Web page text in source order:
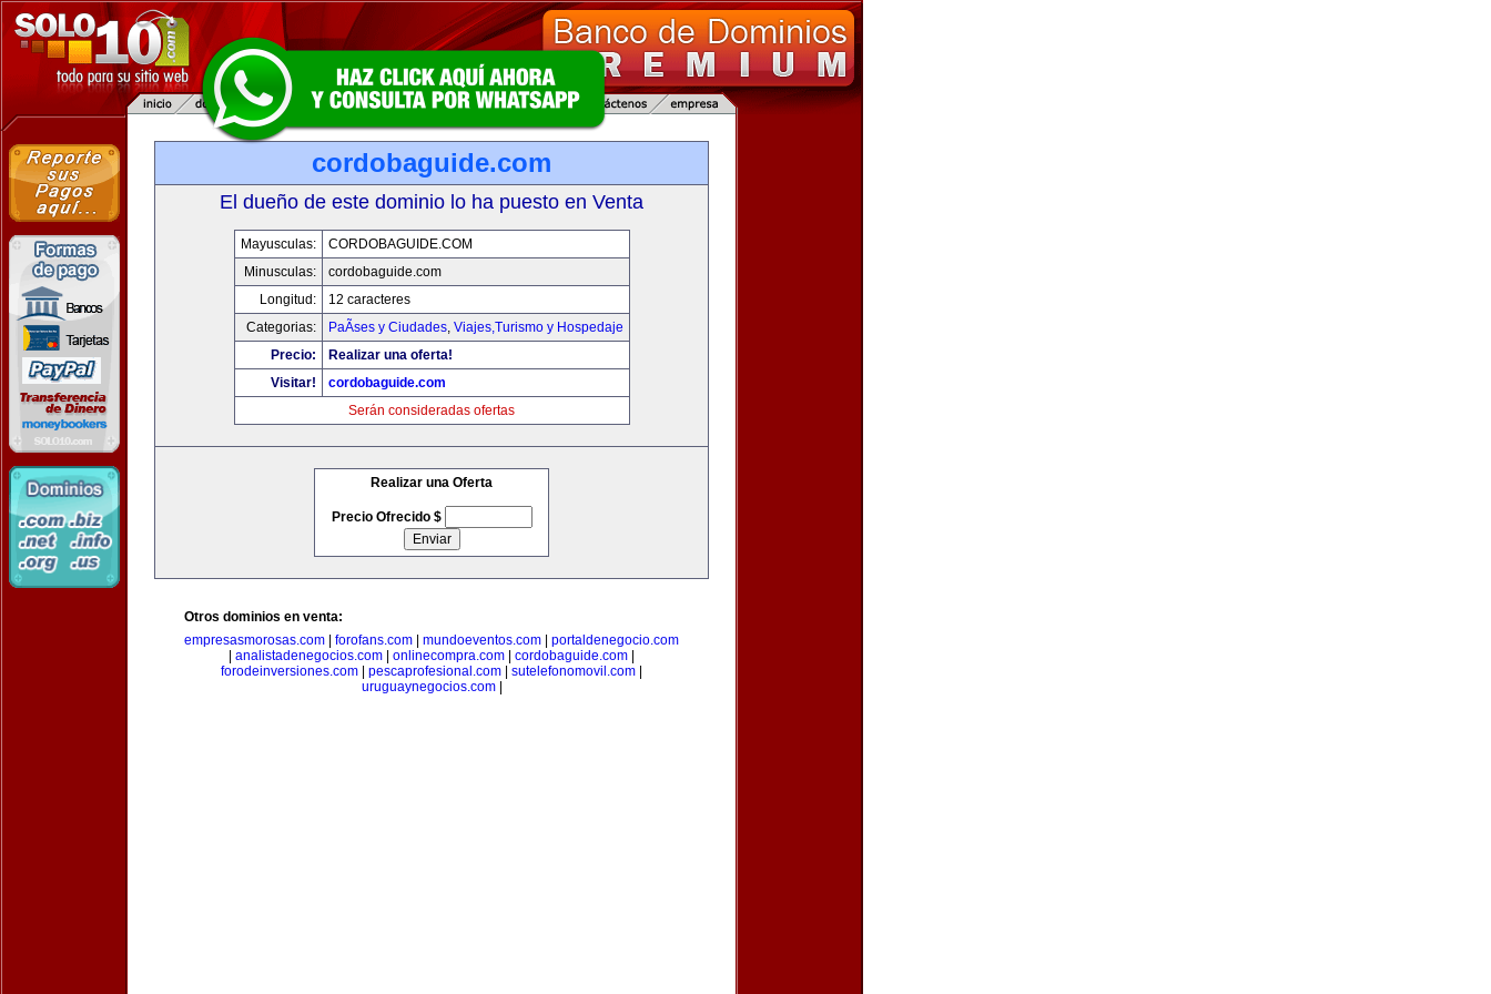
cordobaguide.com
El dueño de este dominio lo ha puesto en Venta
Mayusculas:
CORDOBAGUIDE.COM
Minusculas:
cordobaguide.com
Longitud:
12 caracteres
Categorias:
PaÃ­ses y Ciudades, Viajes,Turismo y Hospedaje
Precio:
Realizar una oferta!
Visitar!
cordobaguide.com
Serán consideradas ofertas
Realizar una Oferta
Precio Ofrecido $
Otros dominios en venta:
empresasmorosas.com
forofans.com mundoeventos.com
portaldenegocio.com
analistadenegocios.com onlinecompra.com cordobaguide.com
forodeinversiones.com
pescaprofesional.com sutelefonomovil.com
uruguaynegocios.com|